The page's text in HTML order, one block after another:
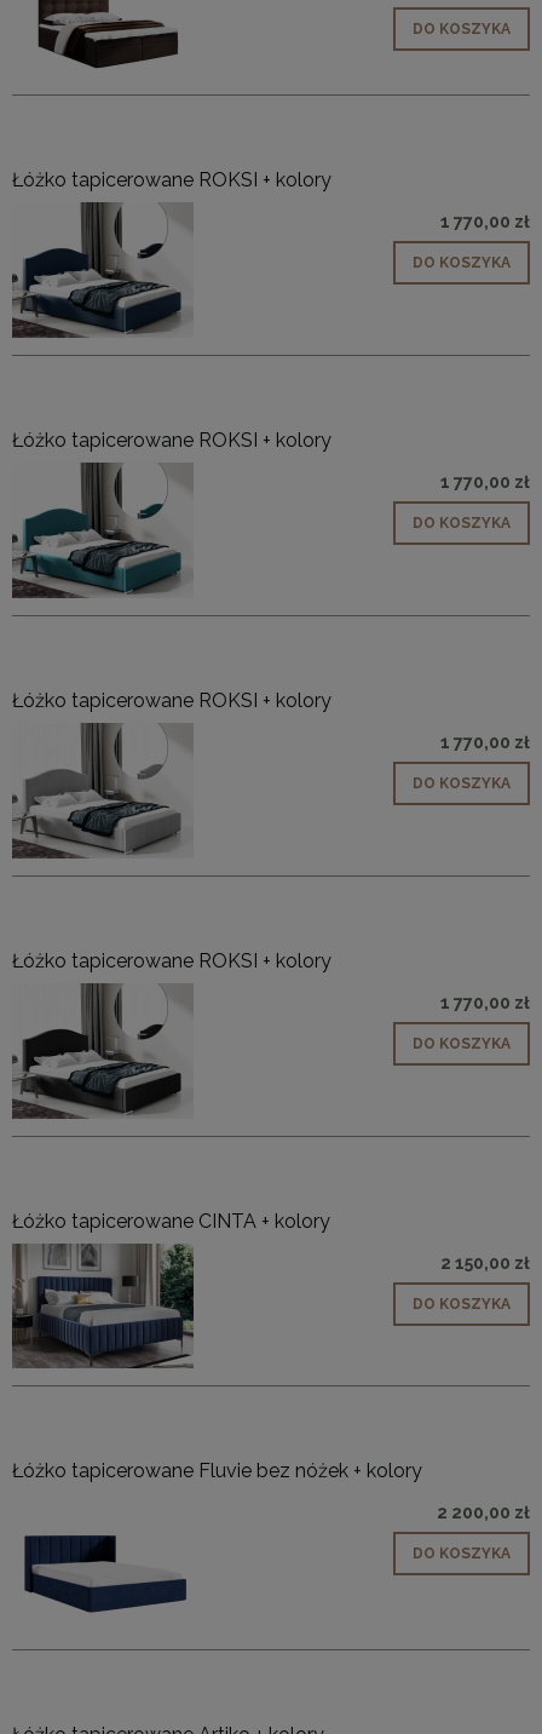
DO KOSZYKA
Łóżko tapicerowane ROKSI + kolory
1 770,00 zł
DO KOSZYKA
Łóżko tapicerowane ROKSI + kolory
1 770,00 zł
DO KOSZYKA
Łóżko tapicerowane ROKSI + kolory
1 770,00 zł
DO KOSZYKA
Łóżko tapicerowane ROKSI + kolory
1 770,00 zł
DO KOSZYKA
Łóżko tapicerowane CINTA + kolory
2 150,00 zł
DO KOSZYKA
Łóżko tapicerowane Fluvie bez nóżek + kolory
2 200,00 zł
DO KOSZYKA